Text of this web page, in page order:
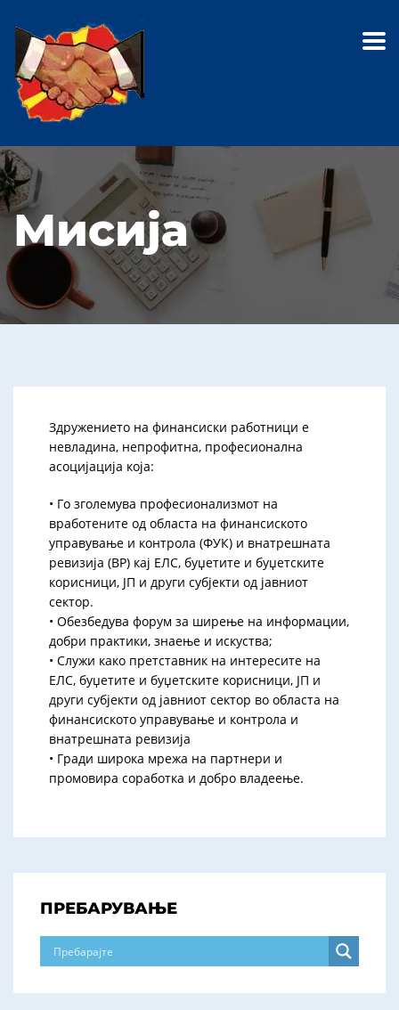
Мисија
Здружението на финансиски работници е
невладина, непрофитна, професионална
асоцијација која:
• Го зголемува професионализмот на
вработените од областа на финансиското
управување и контрола (ФУК) и внатрешната
ревизија (ВР) кај ЕЛС, буџетите и буџетските
корисници, ЈП и други субјекти од јавниот
сектор.
• Обезбедува форум за ширење на информации,
добри практики, знаење и искуства;
• Служи како претставник на интересите на
ЕЛС, буџетите и буџетските корисници, ЈП и
други субјекти од јавниот сектор во областа на
финансиското управување и контрола и
внатрешната ревизија
• Гради широка мрежа на партнери и
промовира соработка и добро владеење.
ПРЕБАРУВАЊЕ